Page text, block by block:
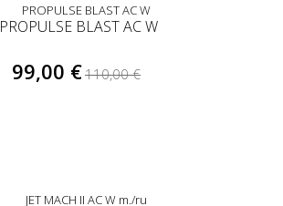
PROPULSE BLAST AC W
99,00 €110,00 €